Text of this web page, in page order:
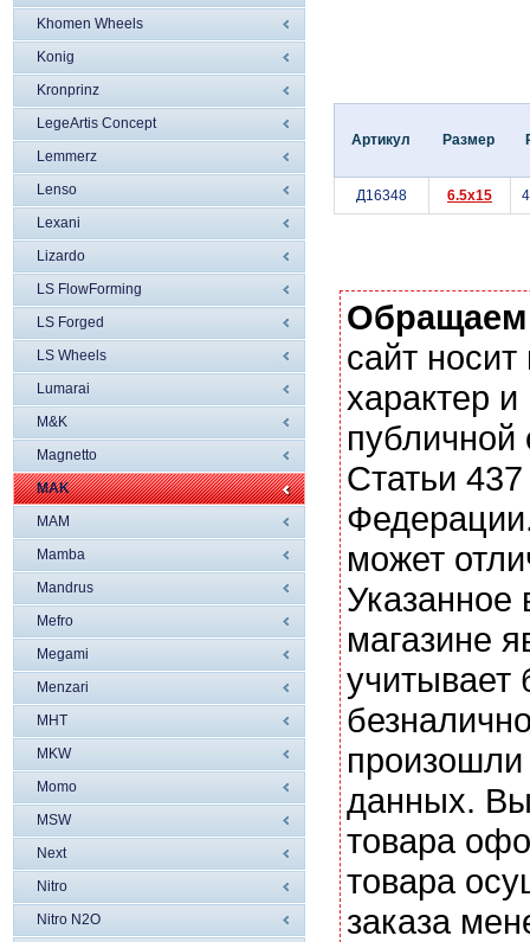
Khomen Wheels
Konig
Kronprinz
LegeArtis Concept
Lemmerz
Lenso
Lexani
Lizardo
LS FlowForming
LS Forged
LS Wheels
Lumarai
M&K
Magnetto
MAK
MAM
Mamba
Mandrus
Mefro
Megami
Menzari
MHT
MKW
Momo
MSW
Next
Nitro
Nitro N2O
Артикул Размер
Д16348 6.5x15
сайт
характер
Статьи
может
магазине
учитывает
данных. Вы
товара
товара
заказа